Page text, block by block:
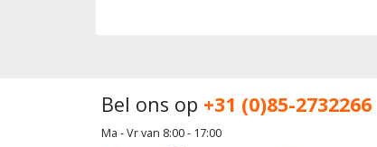
Bel ons op +31 (0)85-2732266
Ma - Vr van 8:00 - 17:00